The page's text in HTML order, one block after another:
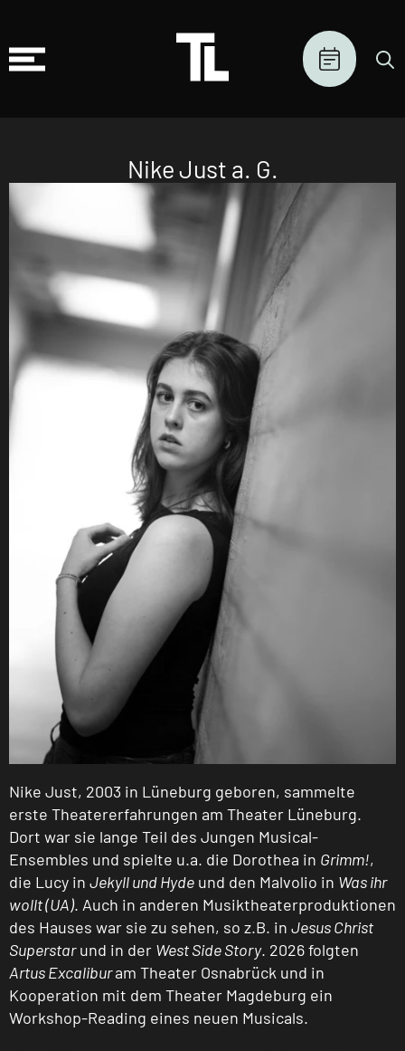
Nike Just a. G.
Nike Just, 2003 in Lüneburg geboren, sammelte
erste Theatererfahrungen am Theater Lüneburg.
Dort war sie lange Teil des Jungen Musical-
Ensembles und spielte u.a. die Dorothea in Grimm!,
die Lucy in Jekyll und Hyde und den Malvolio in Was ihr
wollt (UA). Auch in anderen Musiktheaterproduktionen
des Hauses war sie zu sehen, so z.B. in Jesus Christ
Superstarund in der West Side Story. 2026 folgten
Artus Excaliburam Theater Osnabrück und in
Kooperation mit dem Theater Magdeburg ein
Workshop-Reading eines neuen Musicals.